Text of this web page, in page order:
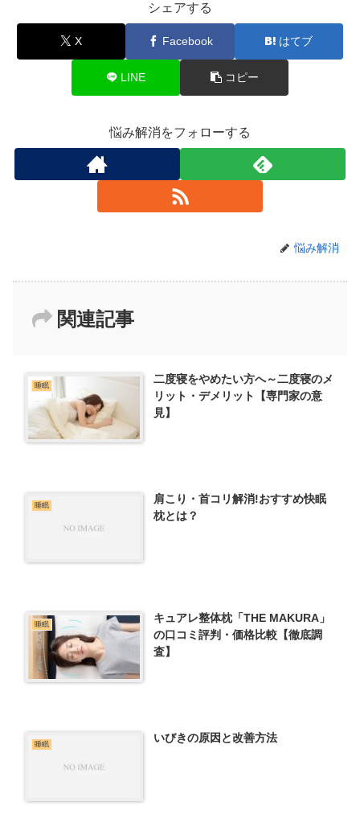
シェアする
X Facebook はてブ
LINE コピー
悩み解消をフォローする
悩み解消
関連記事
睡眠
二度寝をやめたい方へ～二度寝のメ
リット・デメリット【専門家の意
見】
睡眠
肩こり・首コリ解消!おすすめ快眠
枕とは？
睡眠
キュアレ整体枕「THE MAKURA」
の口コミ評判・価格比較【徹底調
査】
睡眠 いびきの原因と改善方法